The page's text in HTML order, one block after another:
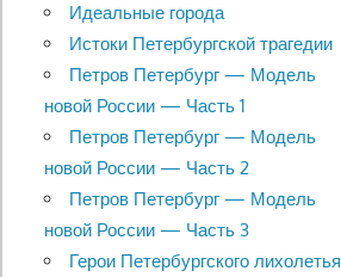
Идеальные города
Истоки Петербургской трагедии
Петров Петербург — Модель
новой России — Часть 1
Петров Петербург — Модель
новой России — Часть 2
Петров Петербург — Модель
новой России — Часть 3
Герои Петербургского лихолетья